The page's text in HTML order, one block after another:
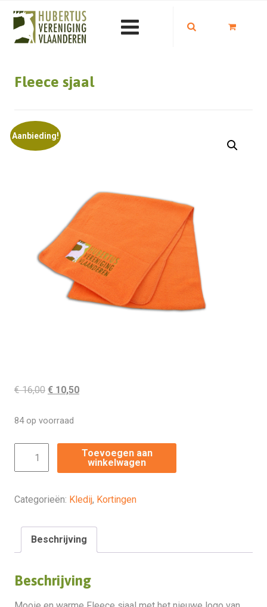
Fleece sjaal
Aanbieding!
€16,00 Oorspronkelijke
was:
€10,50Huidige
84 op voorraad
Toevoegen aan
winkelwagen
Categorieën: Kledij, Kortingen
Beschrijving
Beschrijving